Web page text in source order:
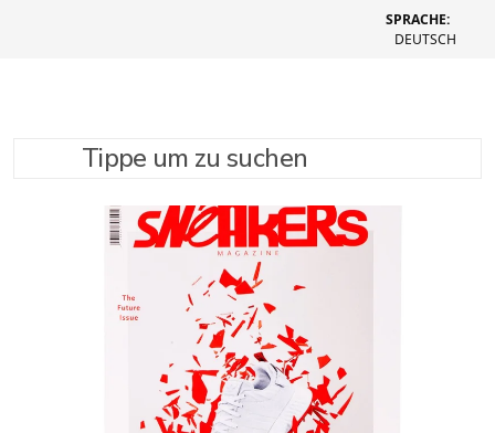
SPRACHE:
DEUTSCH
Tippe um zu suchen